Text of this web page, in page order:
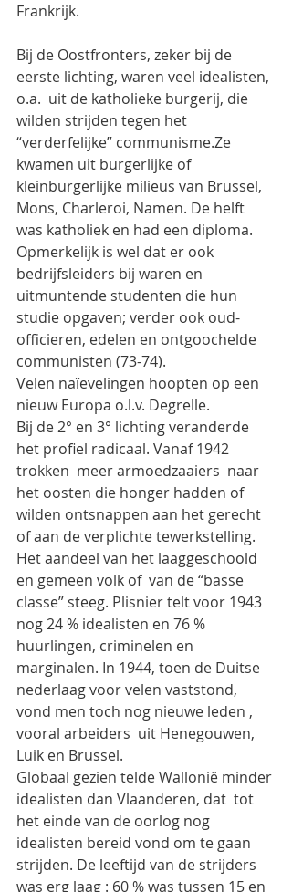
Frankrijk.
Bij de Oostfronters, zeker bij de
eerste lichting, waren veel idealisten,
o.a.  uit de katholieke burgerij, die
wilden strijden tegen het
“verderfelijke” communisme.Ze
kwamen uit burgerlijke of
kleinburgerlijke milieus van Brussel,
Mons, Charleroi, Namen. De helft
was katholiek en had een diploma.
Opmerkelijk is wel dat er ook
bedrijfsleiders bij waren en
uitmuntende studenten die hun
studie opgaven; verder ook oud-
officieren, edelen en ontgoochelde
communisten (73-74).
Velen naïevelingen hoopten op een
nieuw Europa o.l.v. Degrelle.
Bij de 2° en 3° lichting veranderde
het profiel radicaal. Vanaf 1942
trokken  meer armoedzaaiers  naar
het oosten die honger hadden of
wilden ontsnappen aan het gerecht
of aan de verplichte tewerkstelling.
Het aandeel van het laaggeschoold
en gemeen volk of  van de “basse
classe” steeg. Plisnier telt voor 1943
nog 24 % idealisten en 76 %
huurlingen, criminelen en
marginalen. In 1944, toen de Duitse
nederlaag voor velen vaststond,
vond men toch nog nieuwe leden ,
vooral arbeiders  uit Henegouwen,
Luik en Brussel.
Globaal gezien telde Wallonië minder
idealisten dan Vlaanderen, dat  tot
het einde van de oorlog nog
idealisten bereid vond om te gaan
strijden. De leeftijd van de strijders
was erg laag : 60 % was tussen 15 en